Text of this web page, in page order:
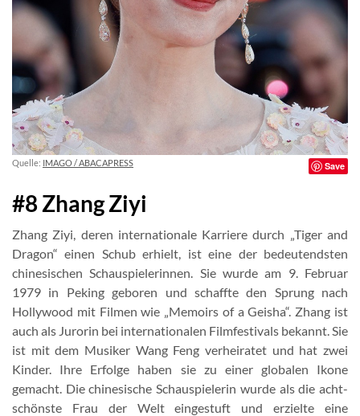
Quelle: IMAGO / ABACAPRESS Save
#8 Zhang Ziyi
Zhang Ziyi, deren internationale Karriere durch „Tiger and
Dragon“ einen Schub erhielt, ist eine der bedeutendsten
chinesischen Schauspielerinnen. Sie wurde am 9. Februar
1979 in Peking geboren und schaffte den Sprung nach
Hollywood mit Filmen wie „Memoirs of a Geisha“. Zhang ist
auch als Jurorin bei internationalen Filmfestivals bekannt. Sie
ist mit dem Musiker Wang Feng verheiratet und hat zwei
Kinder. Ihre Erfolge haben sie zu einer globalen Ikone
gemacht. Die chinesische Schauspielerin wurde als die acht-
schönste Frau der Welt eingestuft und erzielte eine